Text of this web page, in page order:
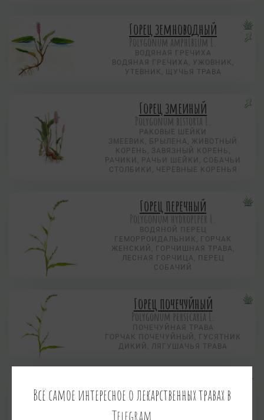
Горец земноводный
Polygonum amphibium L.
ВОДЯНАЯ ГРЕЧИХА
ВОДЯНАЯ ГРЕЧИХА, УЖОВНИК,
УТЕВНИК, ЩУЧЬЯ ТРАВА
Горец змеиный
Polygonum bistorta L.
РАКОВЫЕ ШЕЙКИ
ЗМЕЕВИК, БРЫЛЕНА, ЖИВОТНЫЙ
КОРЕНЬ, ЗАВЯЗНЫЙ КОРЕНЬ,
РАЧИКИ, РАЧЬИ ШЕЙКИ, СОБАЧЬИ
СТОЛБИКИ, ЧЕРЕВНЫЕ КОРЕНЬЯ
Горец перечный
Polygonum hydropiper L.
ВОДЯНОЙ ПЕРЕЦ
ГЕМОРРОИДАЛЬНИК, ГОРЧАК
ЖЕНСКИЙ, ГОРЧИШНАЯ ТРАВА,
ЛЕСНАЯ ГОРЧИЦА, ПЕРЕЦ
СОБАЧИЙ
Горец почечуйный
Polygonum persicaria L.
ПОЧЕЧУЙНАЯ ТРАВА
ГОРЧАК ПОЧЕЧУЙНЫЙ, ГУСЯТНИК
ДИКИЙ, ЛЯГУШАЧЬЯ ТРАВА
Polygonum aviculare L. s.l.
ГАЛОЧЬЯ ГРЕЧИХА, ГУСИНАЯ
Всё самое интересное о лекарственных травах в
Telegram